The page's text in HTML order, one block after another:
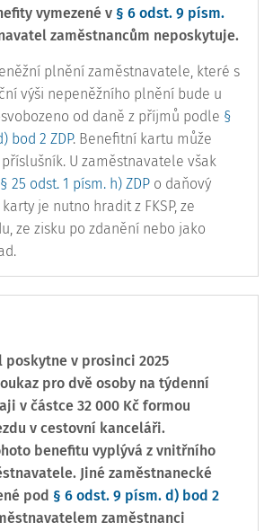
vymezené v § 6 odst. 9 písm.
zaměstnancům neposkytuje.
plnění zaměstnavatele, které s
výši nepeněžního plnění bude u
od daně z příjmů podle §
bod 2 ZDP. Benefitní kartu může
U zaměstnavatele však
§ 25 odst. 1 písm. h) ZDP o daňový
je nutno hradit z FKSP, ze
ze zisku po zdanění nebo jako
poskytne v prosinci 2025
pro dvě osoby na týdenní
v částce 32 000 Kč formou
v cestovní kanceláři.
benefitu vyplývá z vnitřního
Jiné zaměstnanecké
pod § 6 odst. 9 písm. d) bod 2
zaměstnanci